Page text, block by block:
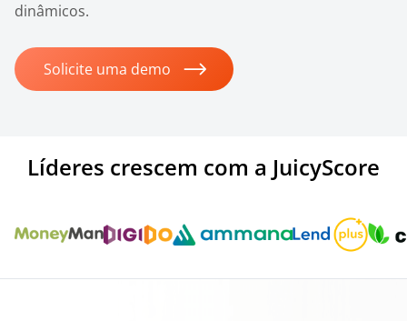
dinâmicos.
Solicite uma demo
Líderes crescem com a JuicyScore